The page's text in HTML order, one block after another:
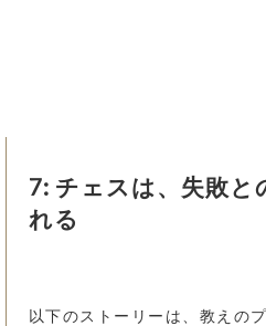
7: チェスは、失敗
れる
以下のストーリーは、教えの